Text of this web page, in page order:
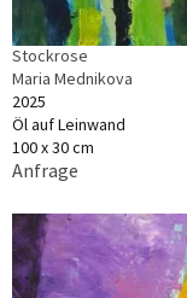
Stockrose
Maria Mednikova
2025
Öl auf Leinwand
100 x 30 cm
Anfrage